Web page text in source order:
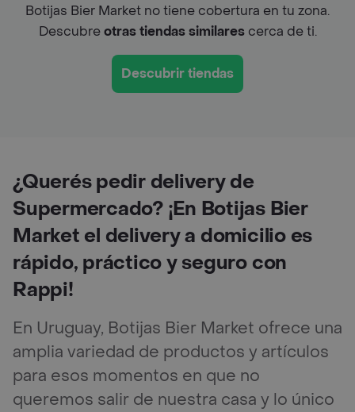
Botijas Bier Market no tiene cobertura en tu zona.
Descubreotras tiendas similarescerca de ti.
Descubrir tiendas
¿Querés pedir delivery de
Supermercado? ¡En Botijas Bier
Market el delivery a domicilio es
rápido, práctico y seguro con
Rappi!
En Uruguay, Botijas Bier Market ofrece una
amplia variedad de productos y artículos
para esos momentos en que no
queremos salir de nuestra casa y lo único